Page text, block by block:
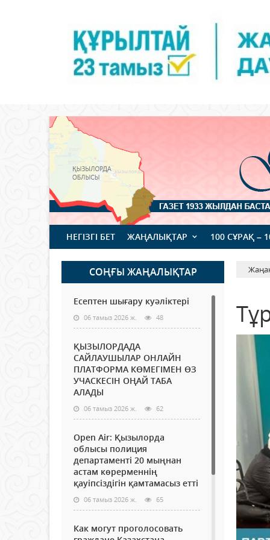
НЕГІЗГІ БЕТ ЖАҢАЛЫҚТАР 100 СҰРАҚ –
СОҢҒЫ ЖАҢАЛЫҚТАР
Есептен шығару куәліктері
06 тамыз 2026 ж. 48
ҚЫЗЫЛОРДАДА
САЙЛАУШЫЛАР ОНЛАЙН
ПЛАТФОРМА КӨМЕГІМЕН ӨЗ
УЧАСКЕСІН ОҢАЙ ТАБА
АЛАДЫ
06 тамыз 2026 ж. 62
Open Air: Қызылорда
облысы полиция
департаменті 20 мыңнан
астам көрерменнің
қауіпсіздігін қамтамасыз етті
06 тамыз 2026 ж. 65
Как могут проголосовать